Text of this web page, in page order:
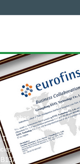
pruebas, inspección y
Organismos de
Eurofins, CQC,